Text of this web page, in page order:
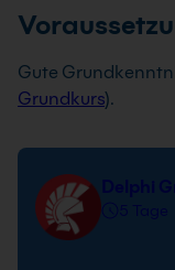
Gute
Grundkurs).